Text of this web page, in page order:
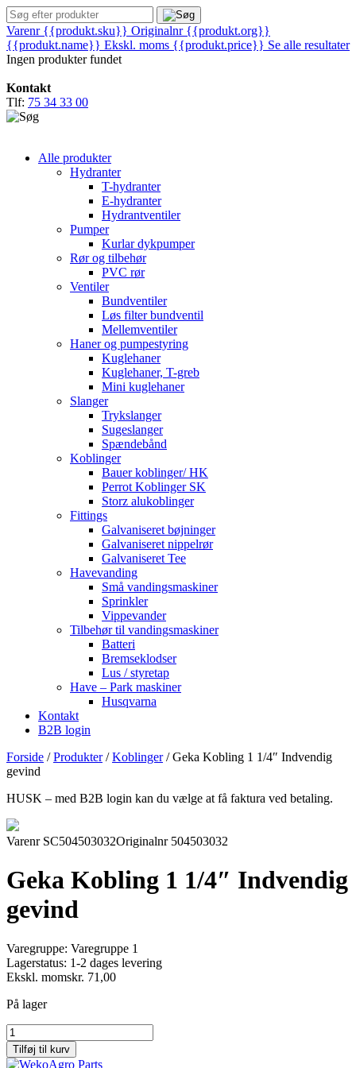
Varenr {{produkt.sku}} Originalnr {{produkt.org}}
{{produkt.name}} Ekskl. moms {{produkt.price}} Se alle resultater
Ingen produkter fundet
Kontakt
Tlf: 75 34 33 00
Alle produkter
Hydranter
T-hydranter
E-hydranter
Hydrantventiler
Pumper
Kurlar dykpumper
Rør og tilbehør
PVC rør
Ventiler
Bundventiler
Løs filter bundventil
Mellemventiler
Haner og pumpestyring
Kuglehaner
Kuglehaner, T-greb
Mini kuglehaner
Slanger
Trykslanger
Sugeslanger
Spændebånd
Koblinger
Bauer koblinger/ HK
Perrot Koblinger SK
Storz alukoblinger
Fittings
Galvaniseret bøjninger
Galvaniseret nippelrør
Galvaniseret Tee
Havevanding
Små vandingsmaskiner
Sprinkler
Vippevander
Tilbehør til vandingsmaskiner
Batteri
Bremseklodser
Lus / styretap
Have – Park maskiner
Husqvarna
Kontakt
B2B login
Forside /Produkter/Koblinger/Geka Kobling 1 1/4″ Indvendig
gevind
HUSK – med B2B login kan du vælge at få faktura ved betaling.
Varenr SC504503032Originalnr 504503032
Geka Kobling 1 1/4″ Indvendig
gevind
Varegruppe: Varegruppe 1
Lagerstatus: 1-2 dages levering
Ekskl. momskr. 71,00
På lager
Geka
Kobling
1
Tilføj til kurv